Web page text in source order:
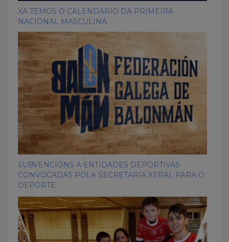
XA TEMOS O CALENDARIO DA PRIMEIRA
NACIONAL MASCULINA
SUBVENCIÓNS A ENTIDADES DEPORTIVAS
CONVOCADAS POLA SECRETARÍA XERAL PARA O
DEPORTE